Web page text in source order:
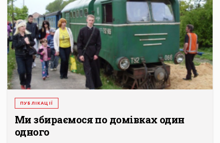
ПУБЛІКАЦІЇ
Ми збираємося по домівках один
одного